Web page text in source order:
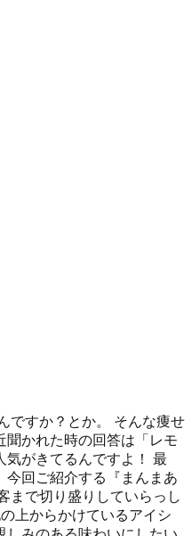
ですか？とか。 そんな痩せ
聞かれた時の回答は「レモ
気がきてるんですよ！ 最
今回ご紹介する『まんまあ
まで切り盛りしていらっし
上からかけているアイシ